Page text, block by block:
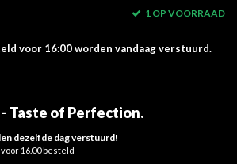
1 OP VOORRAAD
voor 16:00 worden vandaag verstuurd.
Taste of Perfection.
dezelfde dag verstuurd!
16.00 besteld